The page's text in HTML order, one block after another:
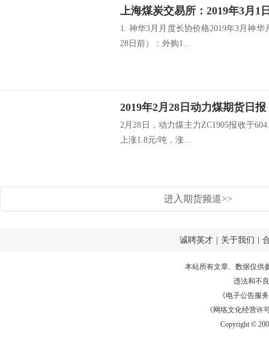
上海煤炭交易所：2019年3月1
1. 神华3月月度长协价格2019年3月神
28日前）：外购1...
2019年2月28日动力煤期货日报
2月28日，动力煤主力ZC1905报收于
上涨1.8元/吨，涨...
进入期货频道>>
诚聘英才 关于我们
本站所有文章、数据仅供
违法和不
《电子公告服务
《网络文化经营许
Copyright ©